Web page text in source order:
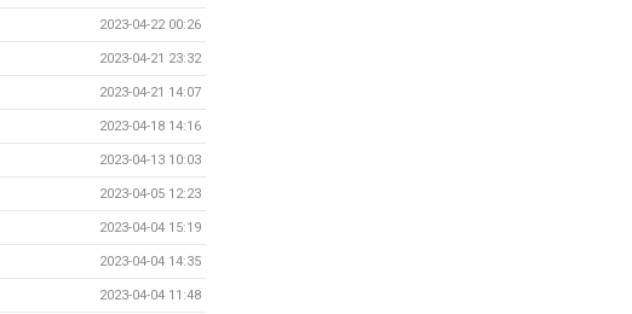
2023-04-22 00:26
2023-04-21 23:32
2023-04-21 14:07
2023-04-18 14:16
2023-04-13 10:03
2023-04-05 12:23
2023-04-04 15:19
2023-04-04 14:35
2023-04-04 11:48